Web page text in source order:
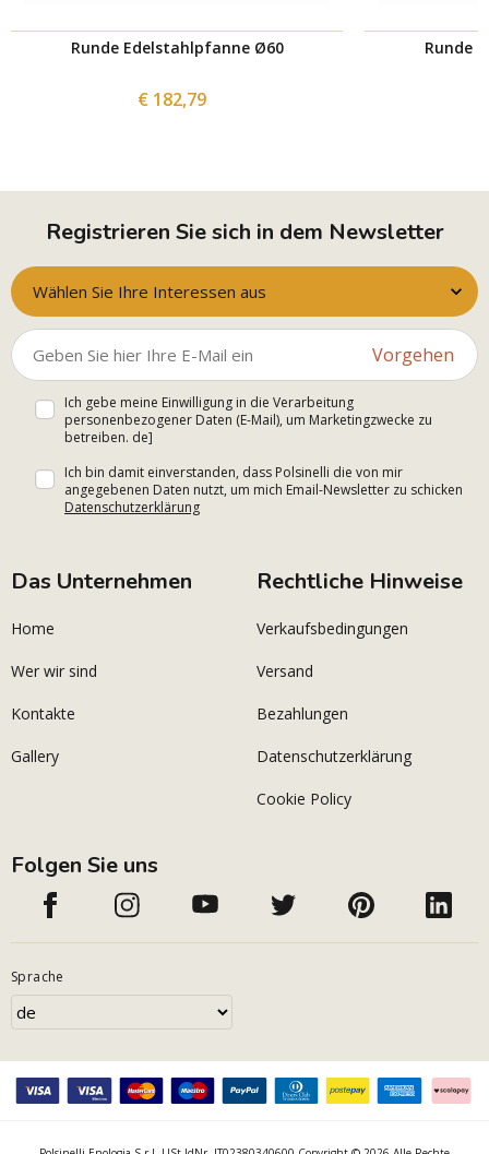
Runde Edelstahlpfanne Ø60
€ 182,79
Runde
Registrieren Sie sich in dem Newsletter
Wählen Sie Ihre Interessen aus
Vorgehen
Ich gebe meine Einwilligung in die Verarbeitung
personenbezogener Daten (E-Mail), um Marketingzwecke zu
betreiben. de]
Ich bin damit einverstanden, dass Polsinelli die von mir
angegebenen Daten nutzt, um mich Email-Newsletter zu schicken
Datenschutzerklärung
Das Unternehmen
Home
Wer wir sind
Kontakte
Gallery
Rechtliche Hinweise
Verkaufsbedingungen
Versand
Bezahlungen
Datenschutzerklärung
Cookie Policy
Folgen Sie uns
Sprache